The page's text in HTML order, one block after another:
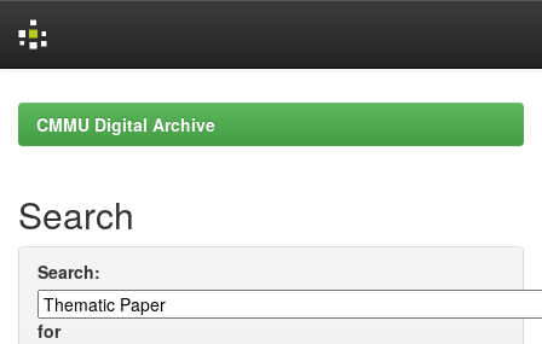
navigationCMMU Digital Archive
Search
Search:
for